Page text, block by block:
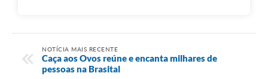
NOTÍCIA MAIS RECENTE
Caça aos Ovos reúne e encanta milhares de
pessoas na Brasital